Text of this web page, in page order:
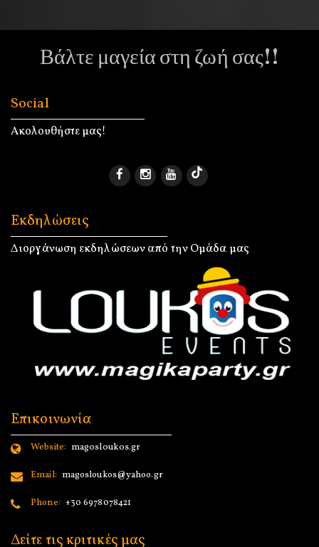
Βάλτε μαγεία στη ζωή σας!!
Social
Ακολουθήστε μας!
Εκδηλώσεις
Διοργάνωση εκδηλώσεων από την Ομάδα μας
Επικοινωνία
Website: magosloukos.gr
Email: magosloukos@yahoo.gr
Phone: +30 6978078421
Δείτε τις κριτικές μας